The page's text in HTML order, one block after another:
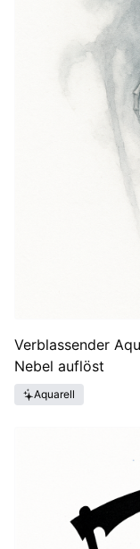
Verblassender
Nebel auflöst
Aquarell